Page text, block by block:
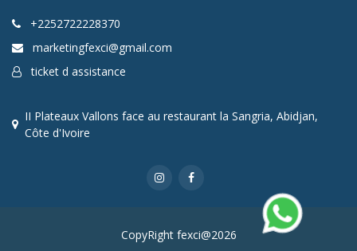
+2252722228370
marketingfexci@gmail.com
ticket d assistance
II Plateaux Vallons face au restaurant la Sangria, Abidjan,
Côte d'Ivoire
CopyRight fexci@2026